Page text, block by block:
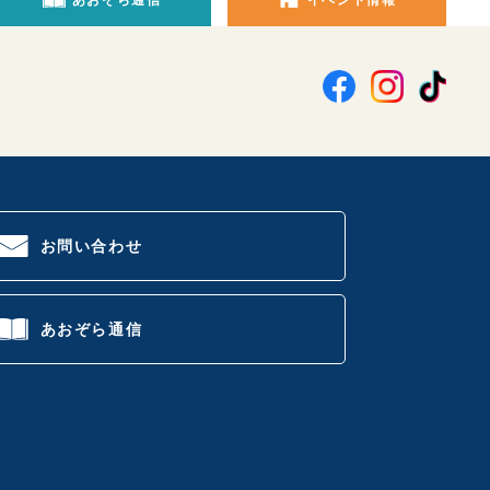
お問い合わせ
あおぞら通信